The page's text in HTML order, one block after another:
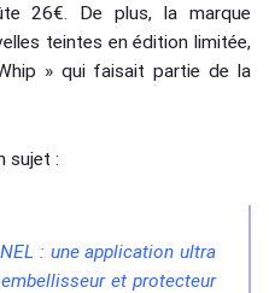
26€. De plus, la marque
teintes en édition limitée,
» qui faisait partie de la
sujet :
: une application ultra
et protecteur